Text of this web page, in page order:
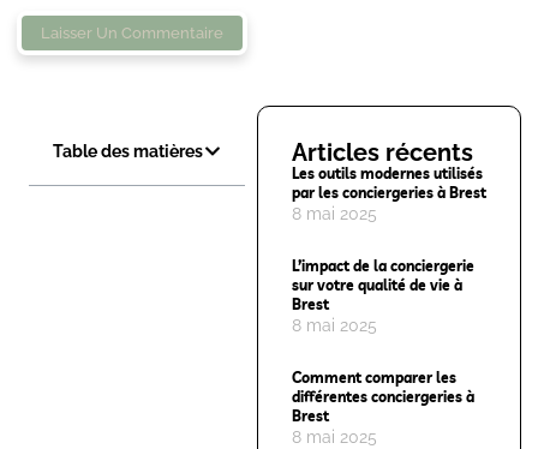
Table des matières Articles récents
Les outils modernes utilisés
par les conciergeries à Brest
8 mai 2025
L’impact de la conciergerie
sur votre qualité de vie à
Brest
8 mai 2025
Comment comparer les
différentes conciergeries à
Brest
8 mai 2025